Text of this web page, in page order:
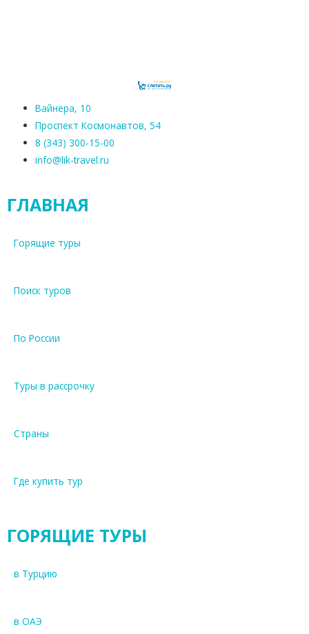
Вайнера, 10
Проспект Космонавтов, 54
8 (343) 300-15-00
info@lik-travel.ru
ГЛАВНАЯ
Горящие туры
Поиск туров
По России
Туры в рассрочку
Страны
Где купить тур
ГОРЯЩИЕ ТУРЫ
в Турцию
в ОАЭ